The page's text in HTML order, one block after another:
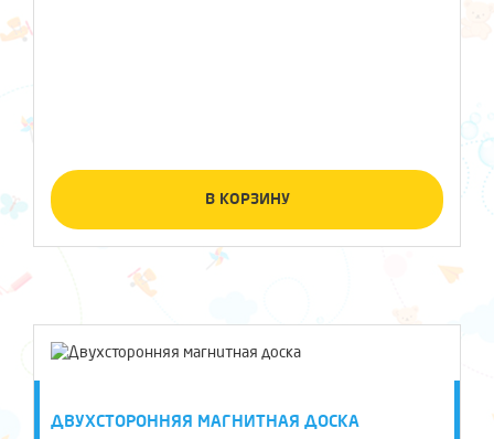
В КОРЗИНУ
ДВУХСТОРОННЯЯ МАГНИТНАЯ ДОСКА